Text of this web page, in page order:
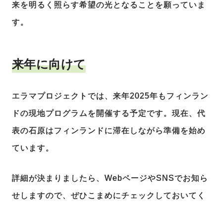
来を明るく照らす希望の光となることを願っていま
す。
来年に向けて
エラマプロジェクトでは、来年2025年もフィンラン
ドの現地プログラムを開催する予定です。現在、代
表の石原はフィンランドに滞在しながら準備を始め
ています。
詳細が決まりましたら、WebページやSNSでお知ら
せしますので、ぜひこまめにチェックしておいてく